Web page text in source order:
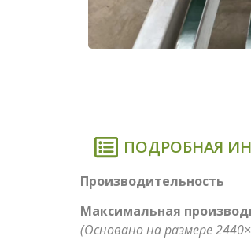
ПОДРОБНАЯ
Производительность
Максимальная
(Основано на размере